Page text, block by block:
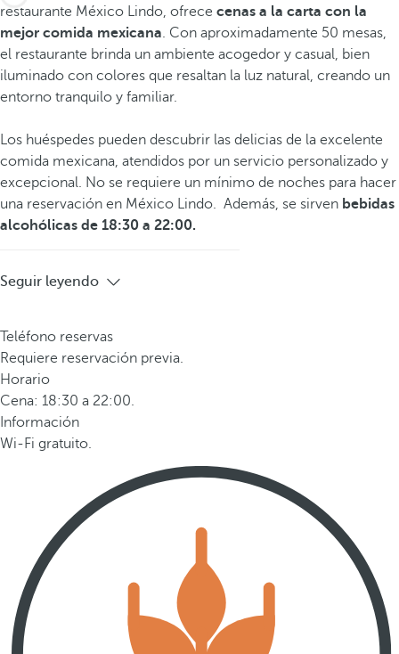
restaurante México Lindo, ofrece cenas a la carta con la
mejor comida mexicana. Con aproximadamente 50 mesas,
el restaurante brinda un ambiente acogedor y casual, bien
iluminado con colores que resaltan la luz natural, creando un
entorno tranquilo y familiar.
Los huéspedes pueden descubrir las delicias de la excelente
comida mexicana, atendidos por un servicio personalizado y
excepcional. No se requiere un mínimo de noches para hacer
una reservación en México Lindo. Además, se sirven bebidas
alcohólicas de 18:30 a 22:00.
Seguir leyendo
Teléfono reservas
Requiere reservación previa.
Horario
Cena: 18:30 a 22:00.
Información
Wi-Fi gratuito.